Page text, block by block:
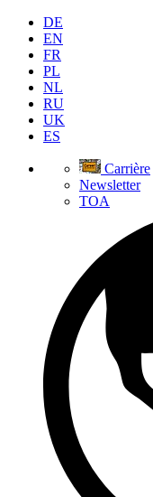
DE
EN
FR
PL
NL
RU
UK
ES
Carrière
Newsletter
TOA